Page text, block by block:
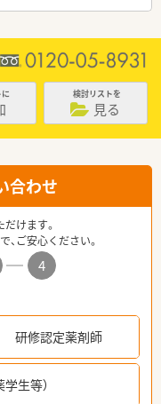
検討リストを
見る
合わせ
けます。
ご安心ください。
4
研修認定薬剤師
生等）